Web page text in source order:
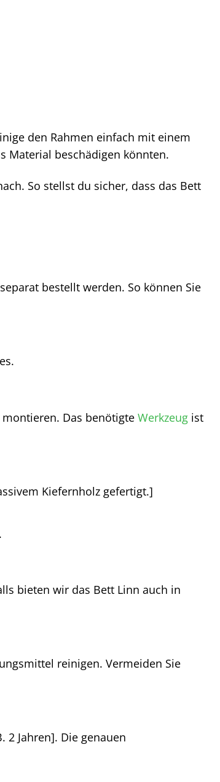
den Rahmen einfach mit einem
Material beschädigen könnten.
So stellst du sicher, dass das Bett
bestellt werden. So können Sie
Das benötigte Werkzeug ist
Kiefernholz gefertigt.]
bieten wir das Bett Linn auch in
reinigen. Vermeiden Sie
2 Jahren]. Die genauen